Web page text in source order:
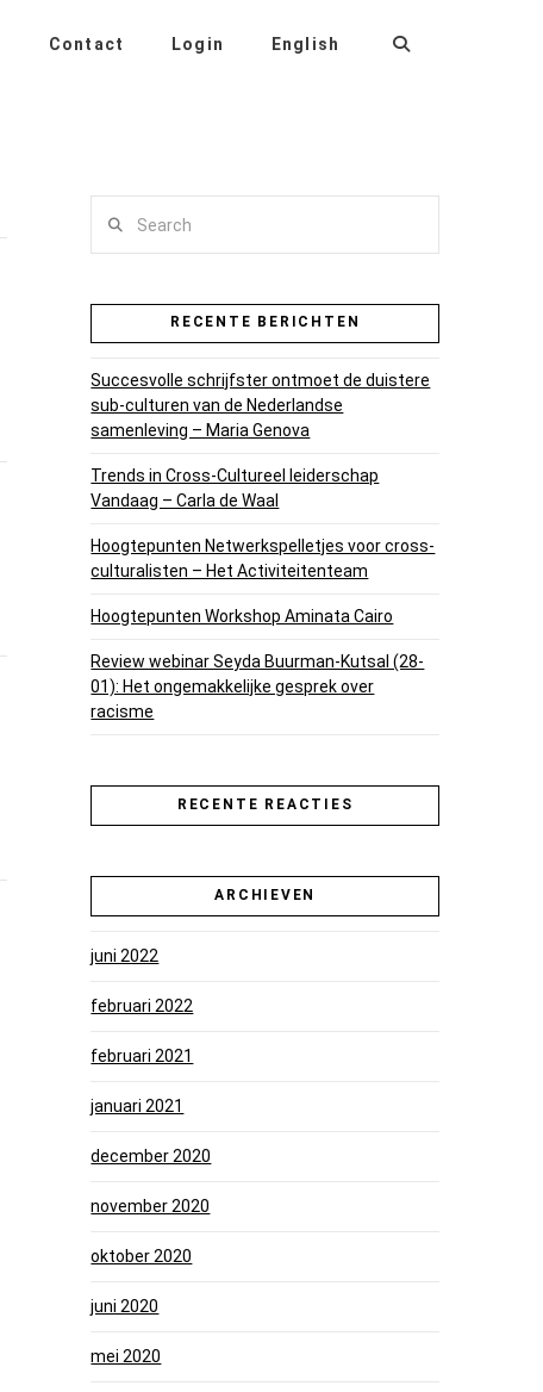
Contact Login English
RECENTE BERICHTEN
Succesvolle schrijfster ontmoet de duistere
sub-culturen van de Nederlandse
samenleving – Maria Genova
Trends in Cross-Cultureel leiderschap
Vandaag – Carla de Waal
Hoogtepunten Netwerkspelletjes voor cross-
culturalisten – Het Activiteitenteam
Hoogtepunten Workshop Aminata Cairo
Review webinar Seyda Buurman-Kutsal (28-
01): Het ongemakkelijke gesprek over
racisme
RECENTE REACTIES
ARCHIEVEN
juni 2022
februari 2022
februari 2021
januari 2021
december 2020
november 2020
oktober 2020
juni 2020
mei 2020